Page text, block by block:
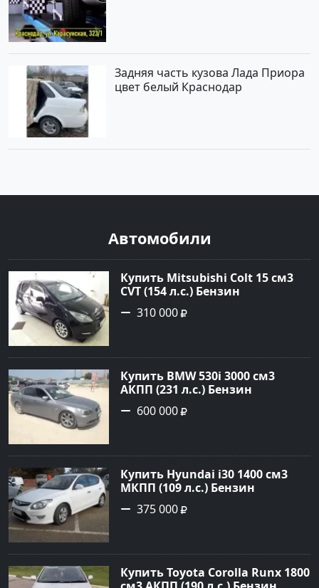
Задняя часть кузова Лада Приора
цвет белый Краснодар
Автомобили
Купить Mitsubishi Colt 15 см3
CVT (154 л.с.) Бензин
турбонаддув в Краснодар:
цвет Чёрный металик Хетчбэк
сайте Авторынок23
310 000
Купить BMW 530i 3000 см3
АКПП (231 л.с.) Бензин
инжектор в Новороссийск:
цвет серый Седан 2004 года по
Авторынок23
600 000
Купить Hyundai i30 1400 см3
МКПП (109 л.с.) Бензин
инжектор в Кропоткин: цвет
белый Хетчбэк 2011 года по
Авторынок23
375 000
Купить Toyota Corolla Runx 1800